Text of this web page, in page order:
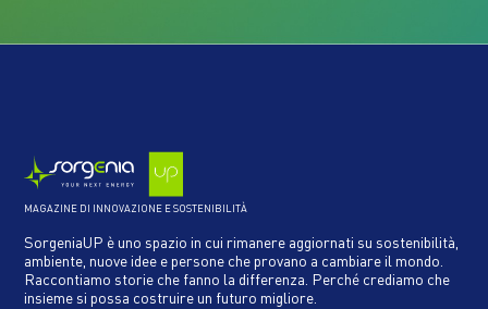
MAGAZINE DI INNOVAZIONE E SOSTENIBILITÀ
SorgeniaUP è uno spazio in cui rimanere aggiornati su sostenibilità,
ambiente, nuove idee e persone che provano a cambiare il mondo.
Raccontiamo storie che fanno la differenza. Perché crediamo che
insieme si possa costruire un futuro migliore.